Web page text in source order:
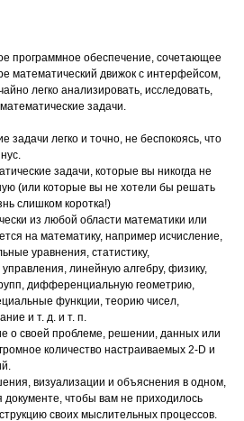
программное обеспечение, сочетающее
математический движок с интерфейсом,
легко анализировать, исследовать,
задачи.
задачи легко и точно, не беспокоясь, что
задачи, которые вы никогда не
(или которые вы не хотели бы решать
слишком коротка!)
из любой области математики или
на математику, например исчисление,
уравнения, статистику,
линейную алгебру, физику,
дифференциальную геометрию,
функции, теорию чисел,
и т. д. и т. п.
о своей проблеме, решении, данных или
количество настраиваемых 2-D и
визуализации и объяснения в одном,
чтобы вам не приходилось
своих мыслительных процессов.